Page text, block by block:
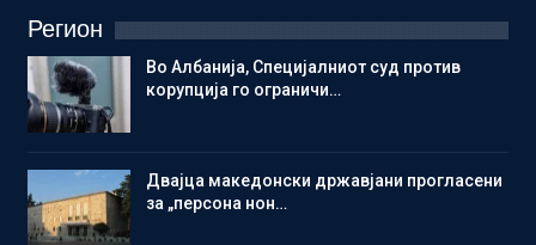
Регион
Во Албанија, Специјалниот суд против
корупција го ограничи…
Двајца македонски државјани прогласени
за „персона нон…